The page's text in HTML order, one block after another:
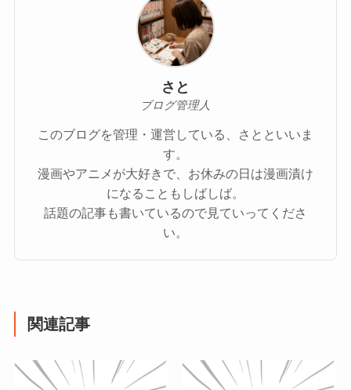
さと
ブログ管理人
このブログを管理・運営している、さとといいま
す。
漫画やアニメが大好きで、お休みの日は漫画漬け
になることもしばしば。
話題の記事も書いているので見ていってくださ
い。
関連記事